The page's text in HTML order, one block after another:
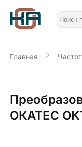
Главная
ОКАТЕС